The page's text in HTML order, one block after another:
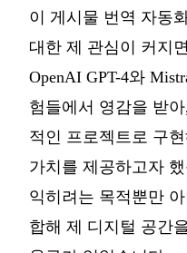
이 게시물 번역 자동
대한 제 관심이 커지
OpenAI GPT-4와
험들에서 영감을 받
적인 프로젝트로 구
가치를 제공하고자
익히려는 목적뿐만
합해 제 디지털 공간